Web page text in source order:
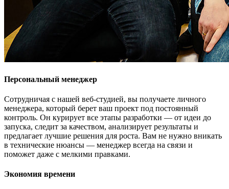
Персональный менеджер
Сотрудничая с нашей веб-студией, вы получаете личного
менеджера, который берет ваш проект под постоянный
контроль. Он курирует все этапы разработки — от идеи до
запуска, следит за качеством, анализирует результаты и
предлагает лучшие решения для роста. Вам не нужно вникать
в технические нюансы — менеджер всегда на связи и
поможет даже с мелкими правками.
Экономия времени